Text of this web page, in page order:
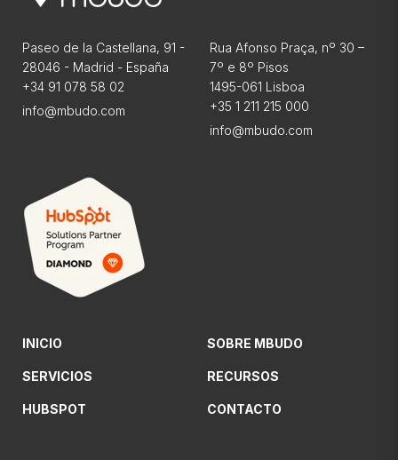
Paseo de la Castellana, 91 -
28046 - Madrid - España
+34 91 078 58 02
info@mbudo.com
Rua Afonso Praça, nº 30 –
7º e 8º Pisos
1495-061 Lisboa
+35 1 211 215 000
info@mbudo.com
INICIO
SERVICIOS
HUBSPOT
SOBRE MBUDO
RECURSOS
CONTACTO